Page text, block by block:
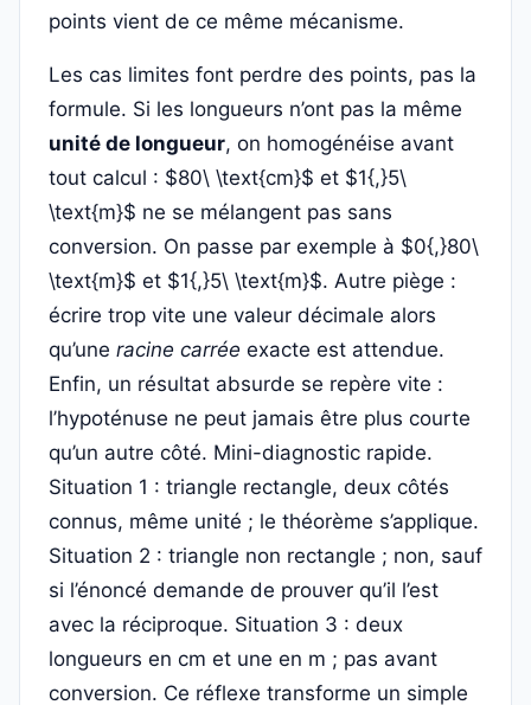
points vient de ce même mécanisme.
Les cas limites font perdre des points, pas la
formule. Si les longueurs n’ont pas la même
unité de longueur, on homogénéise avant
tout calcul : $80\ \text{cm}$ et $1{,}5\
\text{m}$ ne se mélangent pas sans
conversion. On passe par exemple à $0{,}80\
\text{m}$ et $1{,}5\ \text{m}$. Autre piège :
écrire trop vite une valeur décimale alors
qu’une racine carrée exacte est attendue.
Enfin, un résultat absurde se repère vite :
l’hypoténuse ne peut jamais être plus courte
qu’un autre côté. Mini-diagnostic rapide.
Situation 1 : triangle rectangle, deux côtés
connus, même unité ; le théorème s’applique.
Situation 2 : triangle non rectangle ; non, sauf
si l’énoncé demande de prouver qu’il l’est
avec la réciproque. Situation 3 : deux
longueurs en cm et une en m ; pas avant
conversion. Ce réflexe transforme un simple